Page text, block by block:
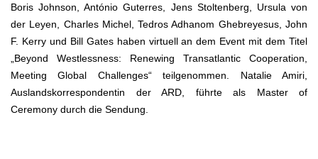
Boris Johnson, António Guterres, Jens Stoltenberg, Ursula von
der Leyen, Charles Michel, Tedros Adhanom Ghebreyesus, John
F. Kerry und Bill Gates haben virtuell an dem Event mit dem Titel
„Beyond Westlessness: Renewing Transatlantic Cooperation,
Meeting Global Challenges“ teilgenommen. Natalie Amiri,
Auslandskorrespondentin der ARD, führte als Master of
Ceremony durch die Sendung.